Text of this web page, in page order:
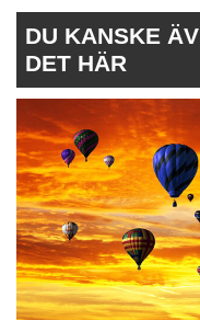
DU KANSKE
DET HÄR